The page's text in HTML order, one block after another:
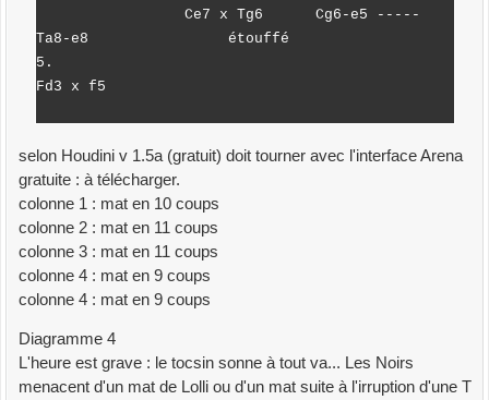
Ce7 x Tg6 Cg6-e5 -----
Ta8-e8 étouffé
5.
Fd3 x f5
selon Houdini v 1.5a (gratuit) doit tourner avec l'interface Arena
gratuite : à télécharger.
colonne 1 : mat en 10 coups
colonne 2 : mat en 11 coups
colonne 3 : mat en 11 coups
colonne 4 : mat en 9 coups
colonne 4 : mat en 9 coups
Diagramme 4
L'heure est grave : le tocsin sonne à tout va... Les Noirs
menacent d'un mat de Lolli ou d'un mat suite à l'irruption d'une T